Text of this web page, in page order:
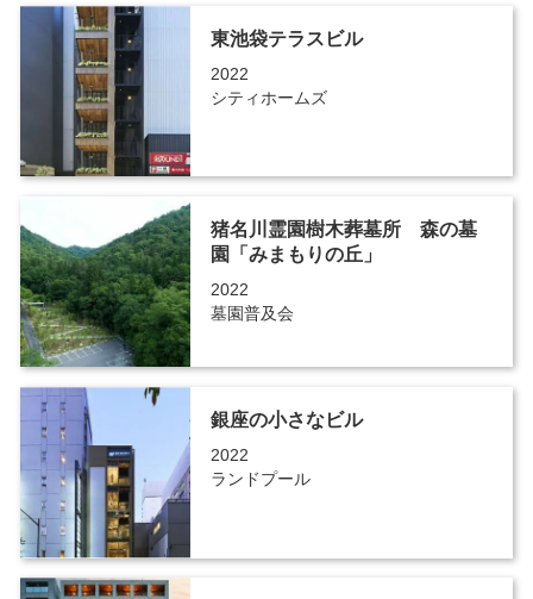
東池袋テラスビル
2022
シティホームズ
猪名川霊園樹木葬墓所 森の墓
園「みまもりの丘」
2022
墓園普及会
銀座の小さなビル
2022
ランドプール